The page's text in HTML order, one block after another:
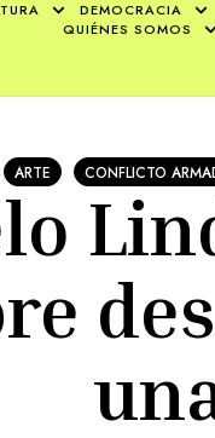
DEMOCRACIA
QUIÉNES SOMOS
ARTE CONFLICTO